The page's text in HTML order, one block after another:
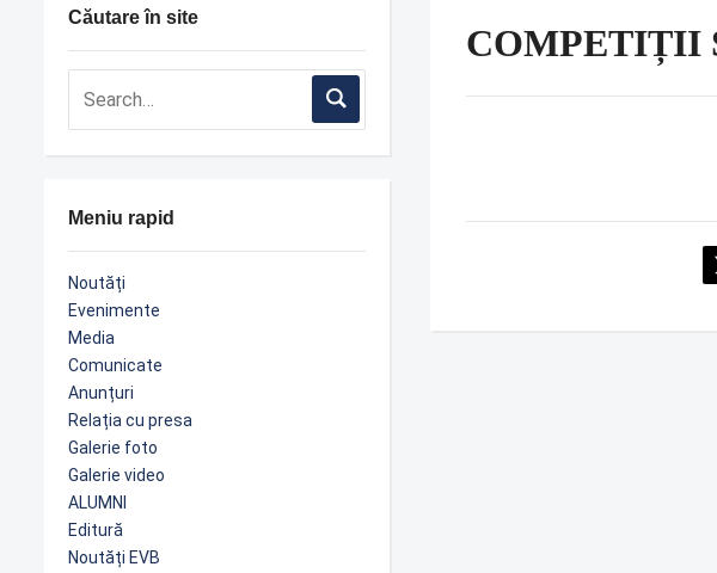
Căutare în site
Meniu rapid
Noutăți
Evenimente
Media
Comunicate
Anunțuri
Relația cu presa
Galerie foto
Galerie video
ALUMNI
Editură
Noutăți EVB
COMPETIȚII